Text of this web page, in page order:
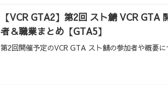
【VCR GTA2】第2回 スト鯖 VCR GTA
者＆職業まとめ【GTA5】
第2回開催予定のVCR GTA スト鯖の参加者や概要に